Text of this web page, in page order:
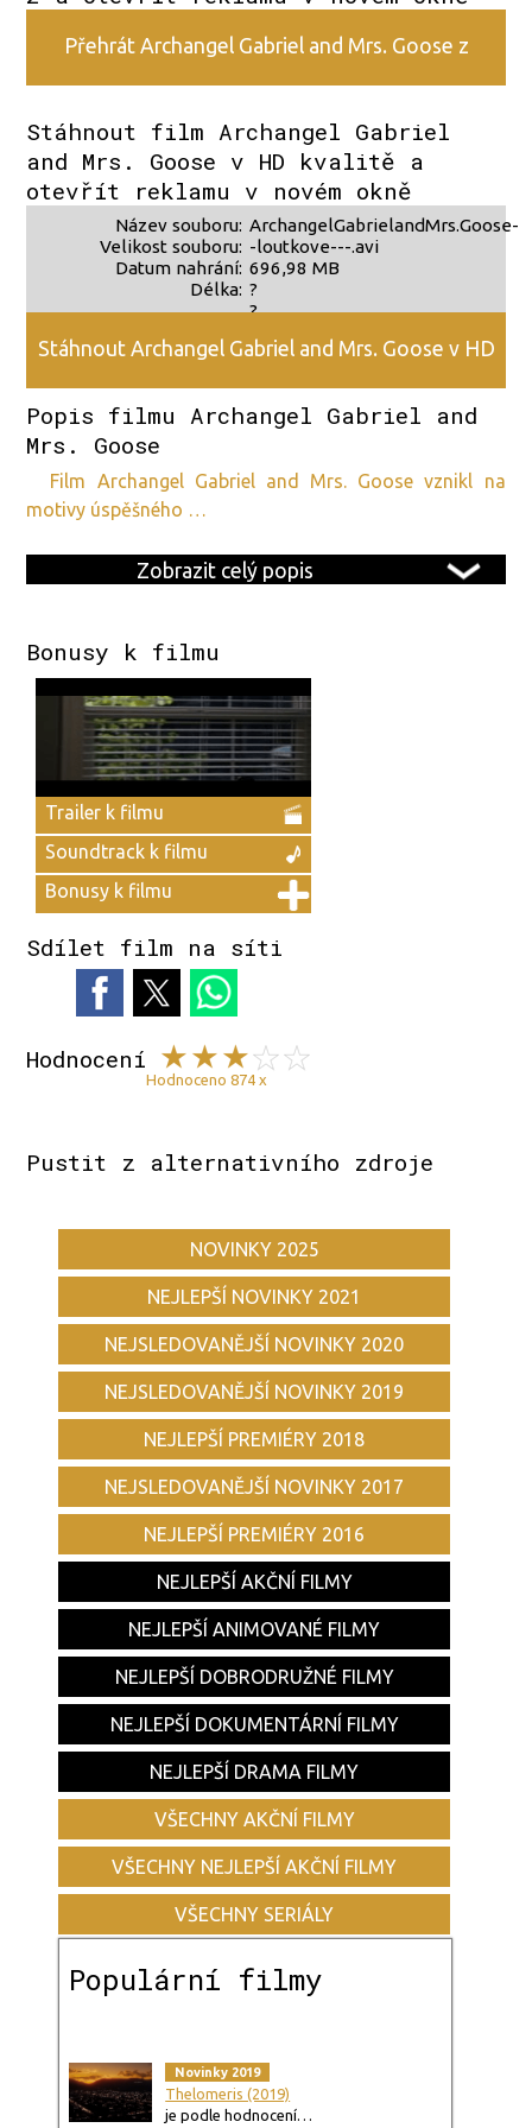
Přehrát Archangel Gabriel and Mrs. Goose z
Stáhnout film Archangel Gabriel
and Mrs. Goose v HD kvalitě a
otevřít reklamu v novém okně
Název souboru:
Velikost souboru:
Datum nahrání:
Délka:
ArchangelGabrielandMrs.Goose-
-loutkove---.avi
696,98 MB
?
?
Stáhnout Archangel Gabriel and Mrs. Goose v HD
kvalitě
Popis filmu Archangel Gabriel and
Mrs. Goose
film Archangel Gabriel and Mrs. Goose vznikl na
motivy úspěšného …
Zobrazit celý popis
Bonusy k filmu
Trailer k filmu
Soundtrack k filmu
Bonusy k filmu
Sdílet film na síti
Hodnocení
Hodnoceno 874 x
Pustit z alternativního zdroje
NOVINKY 2025
NEJLEPŠÍ NOVINKY 2021
NEJSLEDOVANĚJŠÍ NOVINKY 2020
NEJSLEDOVANĚJŠÍ NOVINKY 2019
NEJLEPŠÍ PREMIÉRY 2018
NEJSLEDOVANĚJŠÍ NOVINKY 2017
NEJLEPŠÍ PREMIÉRY 2016
NEJLEPŠÍ AKČNÍ FILMY
NEJLEPŠÍ ANIMOVANÉ FILMY
NEJLEPŠÍ DOBRODRUŽNÉ FILMY
NEJLEPŠÍ DOKUMENTÁRNÍ FILMY
NEJLEPŠÍ DRAMA FILMY
VŠECHNY AKČNÍ FILMY
VŠECHNY NEJLEPŠÍ AKČNÍ FILMY
VŠECHNY SERIÁLY
Populární filmy
Novinky 2019
Thelomeris (2019)
je podle hodnocení…